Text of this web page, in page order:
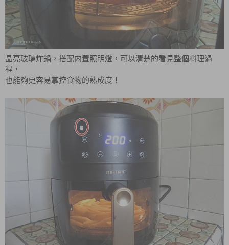
晶亮玻璃炸鍋，搭配内置照明燈，可以清楚的看見整個料理過
程，
也能夠更容易掌控食物的熟成度！